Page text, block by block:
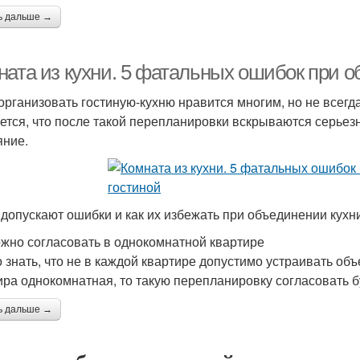
дальше →
из кухни. 5 фатальных ошибок при
гостиную-кухню нравится многим, но не
что после такой перепланировки вскрываются
ошибки и как их избежать при объединении
согласовать в однокомнатной квартире
что не в каждой квартире допустимо устраивать
однокомнатная, то такую перепланировку согласовать
дальше →